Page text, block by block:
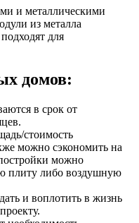
и металлическими
из металла
для
домов:
в срок от
стоимость
можно сэкономить на
можно
плиту либо воздушную
и воплотить в жизнь